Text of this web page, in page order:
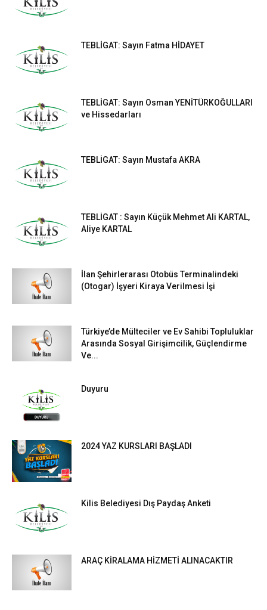
TEBLİGAT: Sayın Fatma HİDAYET
TEBLİGAT: Sayın Osman YENİTÜRKOĞULLARI
ve Hissedarları
TEBLİGAT: Sayın Mustafa AKRA
TEBLİGAT : Sayın Küçük Mehmet Ali KARTAL,
Aliye KARTAL
İlan Şehirlerarası Otobüs Terminalindeki
(Otogar) İşyeri Kiraya Verilmesi İşi
Türkiye’de Mülteciler ve Ev Sahibi Topluluklar
Arasında Sosyal Girişimcilik, Güçlendirme
Ve...
Duyuru
2024 YAZ KURSLARI BAŞLADI
Kilis Belediyesi Dış Paydaş Anketi
ARAÇ KİRALAMA HİZMETİ ALINACAKTIR